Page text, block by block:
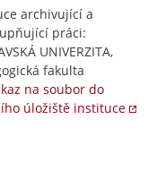
archivující a
práci:
UNIVERZITA,
fakulta
na soubor do
úložiště instituce